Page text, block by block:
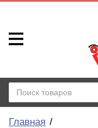
Главная